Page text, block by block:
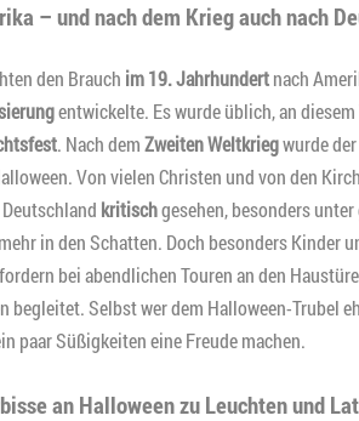
– und nach dem Krieg auch nach
den Brauch im 19. Jahrhundertnach
entwickelte. Es wurde üblich, an
. Nach demZweiten Weltkriegwurde
Von vielen Christen und von den
kritischgesehen, besonders
in den Schatten. Doch besonders Kinder
bei abendlichen Touren an den
begleitet. Selbst wer dem Halloween-Trubel
paar Süßigkeiten eine Freude machen.
an Halloween zu Leuchten und